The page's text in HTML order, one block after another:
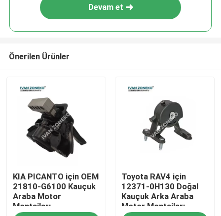
Ev
Devam et
Önerilen Ürünler
KIA PICANTO için OEM
21810-G6100 Kauçuk
Araba Motor
Montajları
Toyota RAV4 için
12371-0H130 Doğal
Kauçuk Arka Araba
Motor Montajları